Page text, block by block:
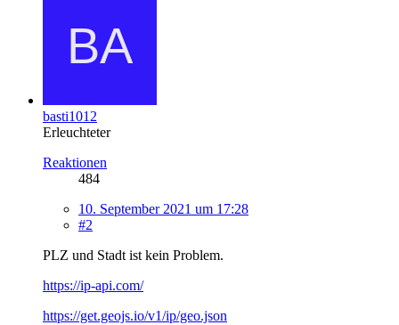
basti1012
Erleuchteter
Reaktionen
484
10. September 2021 um 17:28
#2
PLZ und Stadt ist kein Problem.
https://ip-api.com/
https://get.geojs.io/v1/ip/geo.json